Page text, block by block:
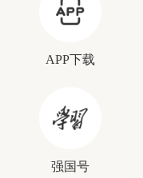
APP下载
强国号